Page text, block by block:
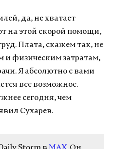
да, не хватает
на этой скорой помощи,
Плата, скажем так, не
и физическим затратам,
Я абсолютно с вами
все возможное.
сегодня, чем
Сухарев.